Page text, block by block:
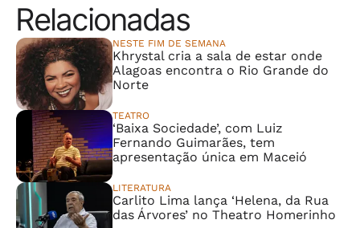
Relacionadas
NESTE FIM DE SEMANA
Khrystal cria a sala de estar onde
Alagoas encontra o Rio Grande do
Norte
TEATRO
‘Baixa Sociedade’, com Luiz
Fernando Guimarães, tem
apresentação única em Maceió
LITERATURA
Carlito Lima lança ‘Helena, da Rua
das Árvores’ no Theatro Homerinho